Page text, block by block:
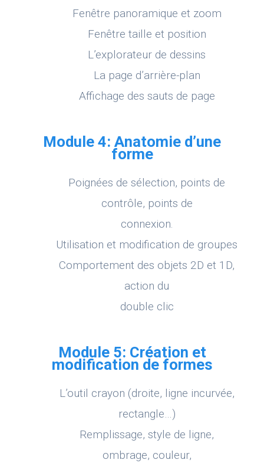
Fenêtre panoramique et zoom
Fenêtre taille et position
L’explorateur de dessins
La page d’arrière-plan
Affichage des sauts de page
Module 4: Anatomie d’une
forme
Poignées de sélection, points de
contrôle, points de
connexion.
Utilisation et modification de groupes
Comportement des objets 2D et 1D,
action du
double clic
Module 5: Création et
modification de formes
L’outil crayon (droite, ligne incurvée,
rectangle…)
Remplissage, style de ligne,
ombrage, couleur,